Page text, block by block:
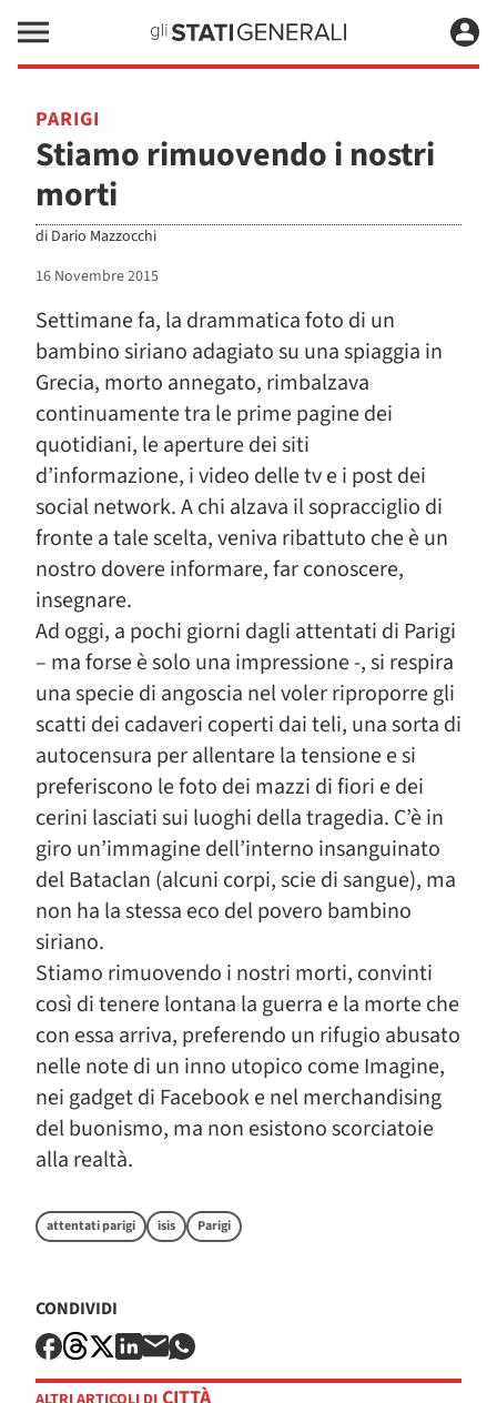
PARIGI
Stiamo rimuovendo i nostri
morti
di Dario Mazzocchi
16 Novembre 2015
Settimane fa, la drammatica foto di un
bambino siriano adagiato su una spiaggia in
Grecia, morto annegato, rimbalzava
continuamente tra le prime pagine dei
quotidiani, le aperture dei siti
d’informazione, i video delle tv e i post dei
social network. A chi alzava il sopracciglio di
fronte a tale scelta, veniva ribattuto che è un
nostro dovere informare, far conoscere,
insegnare.
Ad oggi, a pochi giorni dagli attentati di Parigi
– ma forse è solo una impressione -, si respira
una specie di angoscia nel voler riproporre gli
scatti dei cadaveri coperti dai teli, una sorta di
autocensura per allentare la tensione e si
preferiscono le foto dei mazzi di fiori e dei
cerini lasciati sui luoghi della tragedia. C’è in
giro un’immagine dell’interno insanguinato
del Bataclan (alcuni corpi, scie di sangue), ma
non ha la stessa eco del povero bambino
siriano.
Stiamo rimuovendo i nostri morti, convinti
così di tenere lontana la guerra e la morte che
con essa arriva, preferendo un rifugio abusato
nelle note di un inno utopico come Imagine,
nei gadget di Facebook e nel merchandising
del buonismo, ma non esistono scorciatoie
alla realtà.
attentati parigi isis Parigi
CONDIVIDI